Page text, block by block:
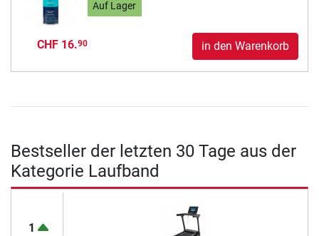
Auf Lager
CHF 16.90 in den Warenkorb
Bestseller der letzten 30 Tage aus der
Kategorie Laufband
1